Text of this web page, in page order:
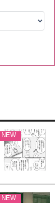
NEW
NEW